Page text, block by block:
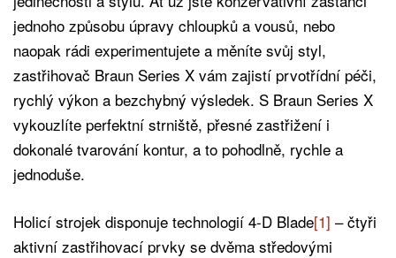
jednoho způsobu úpravy chloupků a vousů, nebo
naopak rádi experimentujete a měníte svůj styl,
zastřihovač Braun Series X vám zajistí prvotřídní péči,
rychlý výkon a bezchybný výsledek. S Braun Series X
vykouzlíte perfektní strniště, přesné zastřižení i
dokonalé tvarování kontur, a to pohodlně, rychle a
jednoduše.
Holicí strojek disponuje technologií 4-D Blade[1] – čtyři
aktivní zastřihovací prvky se dvěma středovými